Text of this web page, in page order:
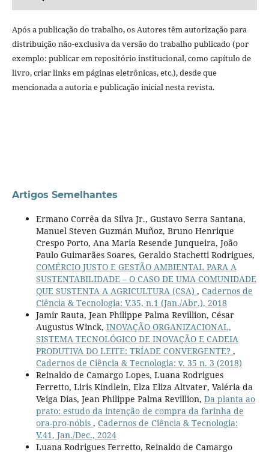
Após a publicação do trabalho, os Autores têm autorização para
distribuição não-exclusiva da versão do trabalho publicado (por
exemplo: publicar em repositório institucional, como capítulo de
livro, criar links em páginas eletrônicas, etc.), desde que
mencionada a autoria e publicação inicial nesta revista.
Artigos Semelhantes
Ermano Corrêa da Silva Jr., Gustavo Serra Santana,
Manuel Steven Guzmán Muñoz, Bruno Henrique
Crespo Porto, Ana Maria Resende Junqueira, João
Paulo Guimarães Soares, Geraldo Stachetti Rodrigues,
COMÉRCIO JUSTO E GESTÃO AMBIENTAL PARA A
SUSTENTABILIDADE – O CASO DE UMA COMUNIDADE
QUE SUSTENTA A AGRICULTURA (CSA) , Cadernos de
Ciência & Tecnologia: V.35, n.1 (Jan./Abr.), 2018
Jamir Rauta, Jean Philippe Palma Revillion, César
Augustus Winck, INOVAÇÃO ORGANIZACIONAL,
SISTEMA TECNOLÓGICO DE INOVAÇÃO E CADEIA
PRODUTIVA DO LEITE: TRÍADE CONVERGENTE? ,
Cadernos de Ciência & Tecnologia: v. 35 n. 3 (2018)
Reinaldo de Camargo Lopes, Luana Rodrigues
Ferretto, Liris Kindlein, Elza Eliza Altvater, Valéria da
Veiga Dias, Jean Philippe Palma Revillion, Da planta ao
prato: estudo da intenção de compra da farinha de
ora-pro-nóbis , Cadernos de Ciência & Tecnologia:
V.41, Jan./Dec., 2024
Luana Rodrigues Ferretto, Reinaldo de Camargo